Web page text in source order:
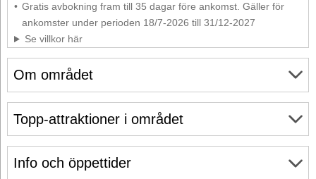
Om området
Info och öppettider
Gratis avbokning fram till 35 dagar före ankomst. Gäller för
ankomster under perioden 18/7-2026 till 31/12-2027
Se villkor här
Topp-attraktioner i området